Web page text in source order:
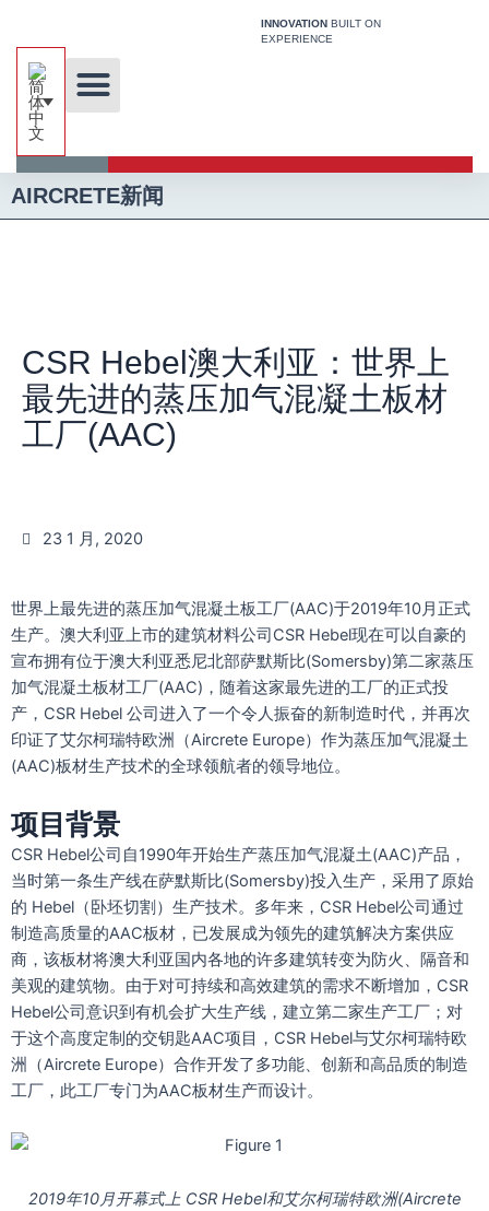
INNOVATION BUILT ON
EXPERIENCE
AIRCRETE新闻
CSR Hebel澳大利亚：世界上
最先进的蒸压加气混凝土板材
工厂(AAC)
23 1 月, 2020
世界上最先进的蒸压加气混凝土板工厂(AAC)于2019年10月正式
生产。澳大利亚上市的建筑材料公司CSR Hebel现在可以自豪的
宣布拥有位于澳大利亚悉尼北部萨默斯比(Somersby)第二家蒸压
加气混凝土板材工厂(AAC)，随着这家最先进的工厂的正式投
产，CSR Hebel 公司进入了一个令人振奋的新制造时代，并再次
印证了艾尔柯瑞特欧洲（Aircrete Europe）作为蒸压加气混凝土
(AAC)板材生产技术的全球领航者的领导地位。
项目背景
CSR Hebel公司自1990年开始生产蒸压加气混凝土(AAC)产品，
当时第一条生产线在萨默斯比(Somersby)投入生产，采用了原始
的 Hebel（卧坯切割）生产技术。多年来，CSR Hebel公司通过
制造高质量的AAC板材，已发展成为领先的建筑解决方案供应
商，该板材将澳大利亚国内各地的许多建筑转变为防火、隔音和
美观的建筑物。由于对可持续和高效建筑的需求不断增加，CSR
Hebel公司意识到有机会扩大生产线，建立第二家生产工厂；对
于这个高度定制的交钥匙AAC项目，CSR Hebel与艾尔柯瑞特欧
洲（Aircrete Europe）合作开发了多功能、创新和高品质的制造
工厂，此工厂专门为AAC板材生产而设计。
2019年10月开幕式上 CSR Hebel和艾尔柯瑞特欧洲(Aircrete